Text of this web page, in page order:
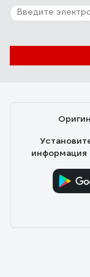
информация